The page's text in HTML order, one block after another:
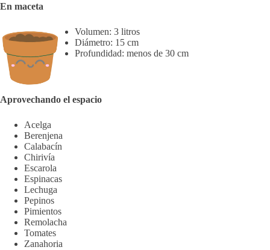
En maceta
Volumen: 3 litros
Diámetro: 15 cm
Profundidad: menos de 30 cm
Aprovechando el espacio
Acelga
Berenjena
Calabacín
Chirivía
Escarola
Espinacas
Lechuga
Pepinos
Pimientos
Remolacha
Tomates
Zanahoria